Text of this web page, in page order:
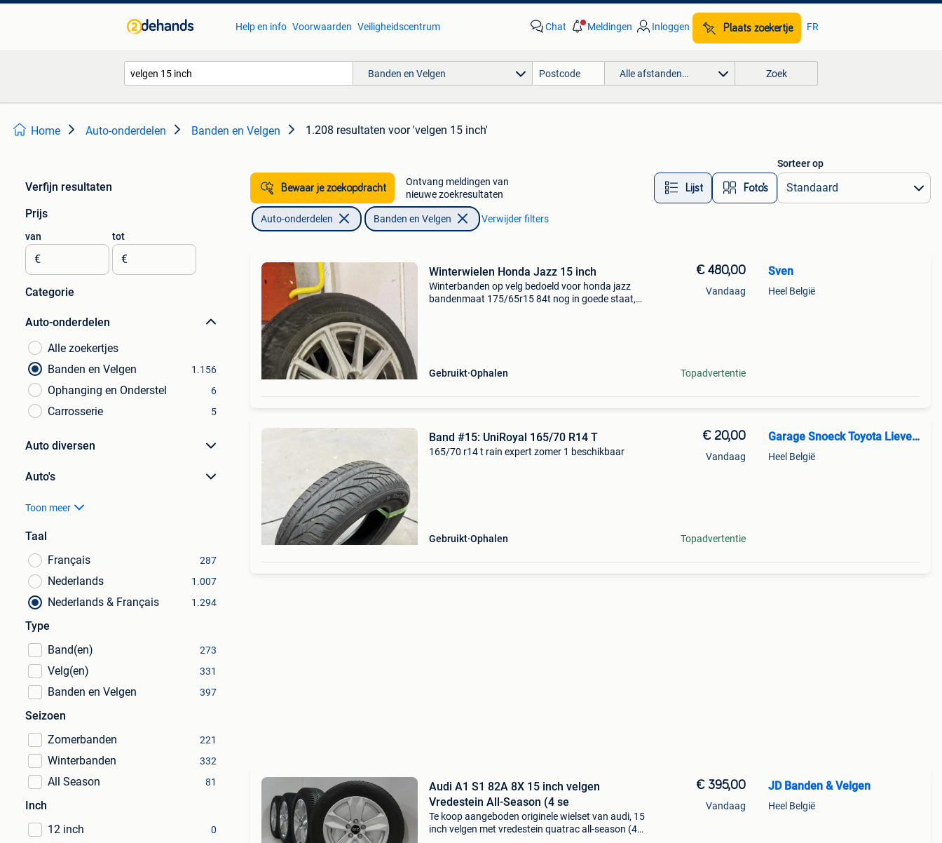
Help en info Voorwaarden Veiligheidscentrum Chat Meldingen Inloggen Plaats zoekertje FR
Banden en Velgen Alle afstanden… Zoek
Home Auto-onderdelen Banden en Velgen 1.208 resultaten voor 'velgen 15 inch'
Verfijn resultaten
Prijs
van
€
tot
€
Categorie
Auto-onderdelen
Alle zoekertjes
Banden en Velgen
1.156
Ophanging en Onderstel 6
Carrosserie 5
Auto diversen
Auto's
Toon meer
Taal
Français
287
Nederlands 1.007
Nederlands & Français 1.294
Type
Band(en)
273
Velg(en) 331
Banden en Velgen 397
Seizoen
Zomerbanden
221
Winterbanden 332
All Season 81
Inch
12 inch
0
Bewaar je zoekopdracht
Ontvang meldingen van
nieuwe zoekresultaten
Lijst Foto’s
Sorteer op
Auto-onderdelen Banden en Velgen Verwijder filters
Winterwielen Honda Jazz 15 inch
Winterbanden op velg bedoeld voor honda jazz
bandenmaat 175/65r15 84t nog in goede staat,
Gebruikt Ophalen
€ 480,00
Vandaag
Topadvertentie
Sven
Heel België
Band #15: UniRoyal 165/70 R14 T
165/70 r14 t rain expert zomer 1 beschikbaar
Gebruikt Ophalen
€ 20,00
Vandaag
Topadvertentie
Garage Snoeck Toyota Lievegem
Heel België
Audi A1 S1 82A 8X 15 inch velgen
Vredestein All-Season (4 se
Te koop aangeboden originele wielset van audi, 15
inch velgen met vredestein quatrac all-season (4
€ 395,00
Vandaag
JD Banden & Velgen
Heel België